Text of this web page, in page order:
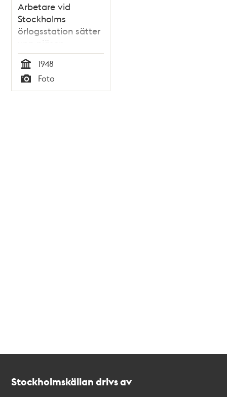
Arbetare vid
Stockholms
örlogsstation sätter
upp pjäsen
"Vårknas"
Tid
1948
Typ
Foto
Stockholmskällan drivs av